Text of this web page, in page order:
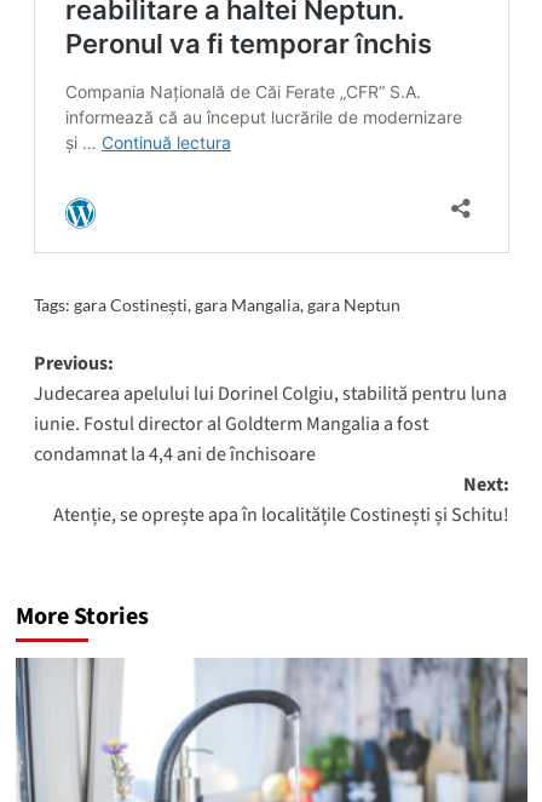
Tags: gara Costinești,gara Mangalia,gara Neptun
Post
navigation
Previous:
Judecarea apelului lui Dorinel Colgiu, stabilită pentru luna
iunie. Fostul director al Goldterm Mangalia a fost
condamnat la 4,4 ani de închisoare
Next:
Atenție, se oprește apa în localitățile Costinești și Schitu!
More Stories